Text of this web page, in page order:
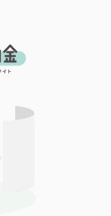
押下した時点